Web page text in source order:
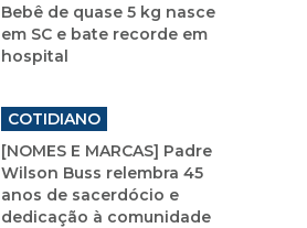
Bebê de quase 5 kg nasce
em SC e bate recorde em
hospital
COTIDIANO
[NOMES E MARCAS] Padre
Wilson Buss relembra 45
anos de sacerdócio e
dedicação à comunidade